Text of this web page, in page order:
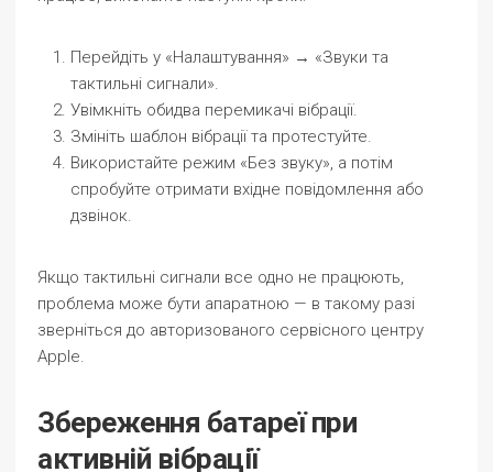
Перейдіть у «Налаштування» → «Звуки та
тактильні сигнали».
Увімкніть обидва перемикачі вібрації.
Змініть шаблон вібрації та протестуйте.
Використайте режим «Без звуку», а потім
спробуйте отримати вхідне повідомлення або
дзвінок.
Якщо тактильні сигнали все одно не працюють,
проблема може бути апаратною — в такому разі
зверніться до авторизованого сервісного центру
Apple.
Збереження батареї при
активній вібрації